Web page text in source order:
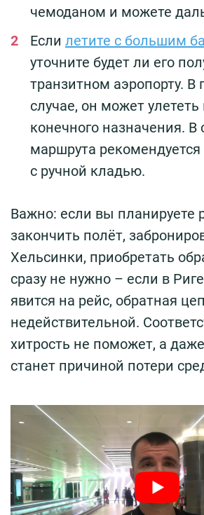
чемоданом и можете
Если летите с большим
уточните будет ли его
транзитном аэропорту. В
случае, он может улететь
конечного назначения. В
маршрута рекомендуется
с ручной кладью.
Важно: если вы планируете
закончить полёт,
Хельсинки, приобретать
сразу не нужно – если в
явится на рейс, обратная
недействительной.
хитрость не поможет, а
станет причиной потери